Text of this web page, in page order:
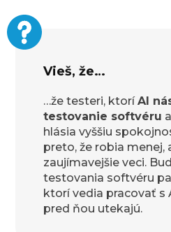
Vieš, že…
…že testeri, ktoríAI
testovanie softvéru
hlásia vyššiu
preto, že robia menej,
zaujímavejšie veci.
testovania softvéru
ktorí vedia pracovať s
pred ňou utekajú.